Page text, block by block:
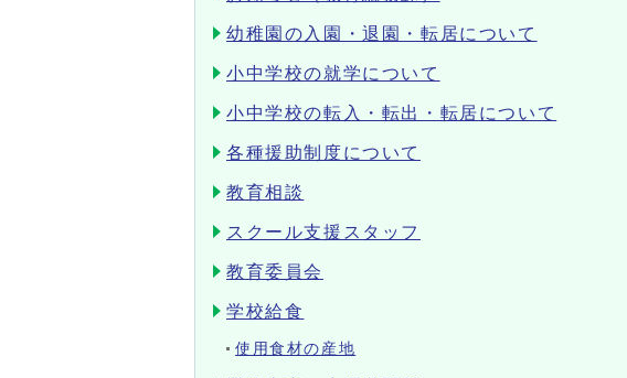
幼稚園の入園・退園・転居について
小中学校の就学について
小中学校の転入・転出・転居について
各種援助制度について
教育相談
スクール支援スタッフ
教育委員会
学校給食
使用食材の産地